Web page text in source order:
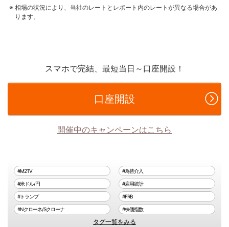
相場の状況により、当社のレートとレポート内のレートが異なる場合があ
ります。
スマホで完結、最短当日～口座開設！
口座開設
開催中のキャンペーンはこちら
#M2TV #為替介入
#米ドル/円 #雇用統計
#トランプ #FRB
#Nクローネ/Sクローナ #株価指数
タグ一覧をみる